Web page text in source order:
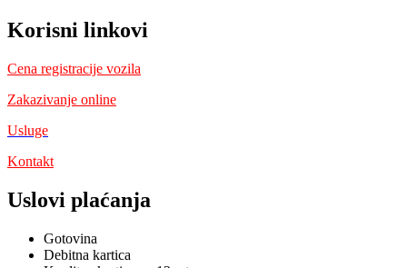
Korisni linkovi
Cena registracije vozila
Zakazivanje online
Usluge
Kontakt
Uslovi plaćanja
Gotovina
Debitna kartica